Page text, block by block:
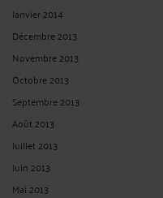
Janvier 2014
Décembre 2013
Novembre 2013
Octobre 2013
Septembre 2013
Août 2013
Juillet 2013
Juin 2013
Mai 2013